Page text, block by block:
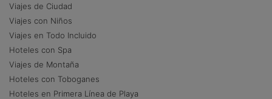
Viajes de Ciudad
Viajes con Niños
Viajes en Todo Incluido
Hoteles con Spa
Viajes de Montaña
Hoteles con Toboganes
Hoteles en Primera Línea de Playa